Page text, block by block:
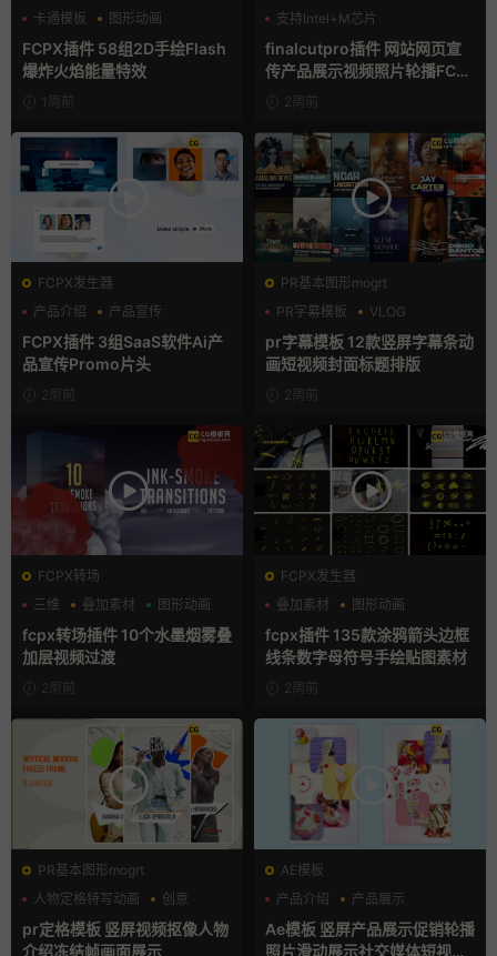
卡通模板
图形动画
手绘风
FCPX插件 58组2D手绘Flash
爆炸火焰能量特效
1周前
支持Intel+M芯片
finalcutpro插件 网站网页宣
传产品展示视频照片轮播FCP
X插件2周前
FCPX发生器
产品介绍
产品宣传
产品展示
FCPX插件 3组SaaS软件Ai产
品宣传Promo片头
2周前
PR基本图形mogrt
PR字幕模板
VLOG
人物介绍
pr字幕模板 12款竖屏字幕条动
画短视频封面标题排版
2周前
FCPX转场
三维
叠加素材 图形动画
fcpx转场插件 10个水墨烟雾叠
加层视频过渡
2周前
FCPX发生器
叠加素材
图形动画
手绘风
fcpx插件 135款涂鸦箭头边框
线条数字母符号手绘贴图素材
2周前
PR基本图形mogrt
人物定格特写动画
创意
动态海报
pr定格模板 竖屏视频抠像人物
介绍冻结帧画面展示
AE模板
产品介绍
产品展示
卡通模板
Ae模板 竖屏产品展示促销轮播
照片滑动展示社交媒体短视频